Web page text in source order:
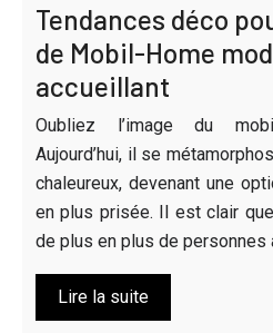
Tendances déco
de Mobil-Home
accueillant
Oubliez l’image du
Aujourd’hui, il se
chaleureux, devenant une
en plus prisée. Il est clair
de plus en plus de personnes
Lire la suite